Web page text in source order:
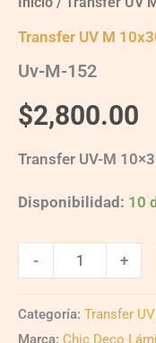
Transfer UV M
Uv-M-152
$2,800.00
Transfer UV-M
Disponibilidad: 10
- +
Categoría: Transfer
Marca: Chic Deco